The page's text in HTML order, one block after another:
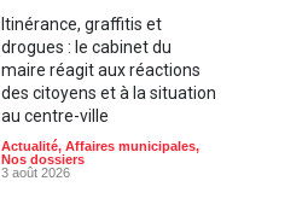
Itinérance, graffitis et
drogues : le cabinet du
maire réagit aux réactions
des citoyens et à la situation
au centre-ville
Actualité, Affaires municipales,
Nos dossiers
3 août 2026